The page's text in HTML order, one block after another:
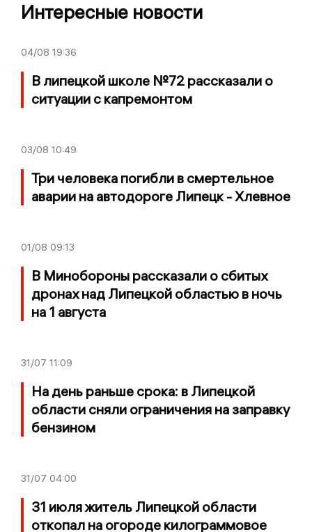
Интересные новости
04/08 19:36
В липецкой школе №72 рассказали о
ситуации с капремонтом
03/08 10:49
Три человека погибли в смертельное
аварии на автодороге Липецк - Хлевное
01/08 09:13
В Минобороны рассказали о сбитых
дронах над Липецкой областью в ночь
на 1 августа
31/07 11:09
На день раньше срока: в Липецкой
области сняли ограничения на заправку
бензином
31/07 04:00
31 июля житель Липецкой области
откопал на огороде килограммовое